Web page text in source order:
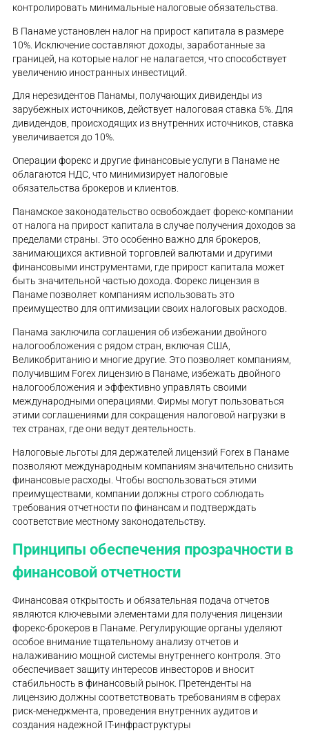
контролировать минимальные налоговые обязательства.
В Панаме установлен налог на прирост капитала в размере
10%. Исключение составляют доходы, заработанные за
границей, на которые налог не налагается, что способствует
увеличению иностранных инвестиций.
Для нерезидентов Панамы, получающих дивиденды из
зарубежных источников, действует налоговая ставка 5%. Для
дивидендов, происходящих из внутренних источников, ставка
увеличивается до 10%.
Операции форекс и другие финансовые услуги в Панаме не
облагаются НДС, что минимизирует налоговые
обязательства брокеров и клиентов.
Панамское законодательство освобождает форекс-компании
от налога на прирост капитала в случае получения доходов за
пределами страны. Это особенно важно для брокеров,
занимающихся активной торговлей валютами и другими
финансовыми инструментами, где прирост капитала может
быть значительной частью дохода. Форекс лицензия в
Панаме позволяет компаниям использовать это
преимущество для оптимизации своих налоговых расходов.
Панама заключила соглашения об избежании двойного
налогообложения с рядом стран, включая США,
Великобританию и многие другие. Это позволяет компаниям,
получившим Forex лицензию в Панаме, избежать двойного
налогообложения и эффективно управлять своими
международными операциями. Фирмы могут пользоваться
этими соглашениями для сокращения налоговой нагрузки в
тех странах, где они ведут деятельность.
Налоговые льготы для держателей лицензий Forex в Панаме
позволяют международным компаниям значительно снизить
финансовые расходы. Чтобы воспользоваться этими
преимуществами, компании должны строго соблюдать
требования отчетности по финансам и подтверждать
соответствие местному законодательству.
Принципы обеспечения прозрачности в
финансовой отчетности
Финансовая открытость и обязательная подача отчетов
являются ключевыми элементами для получения лицензии
форекс-брокеров в Панаме. Регулирующие органы уделяют
особое внимание тщательному анализу отчетов и
налаживанию мощной системы внутреннего контроля. Это
обеспечивает защиту интересов инвесторов и вносит
стабильность в финансовый рынок. Претенденты на
лицензию должны соответствовать требованиям в сферах
риск-менеджмента, проведения внутренних аудитов и
создания надежной IT-инфраструктуры